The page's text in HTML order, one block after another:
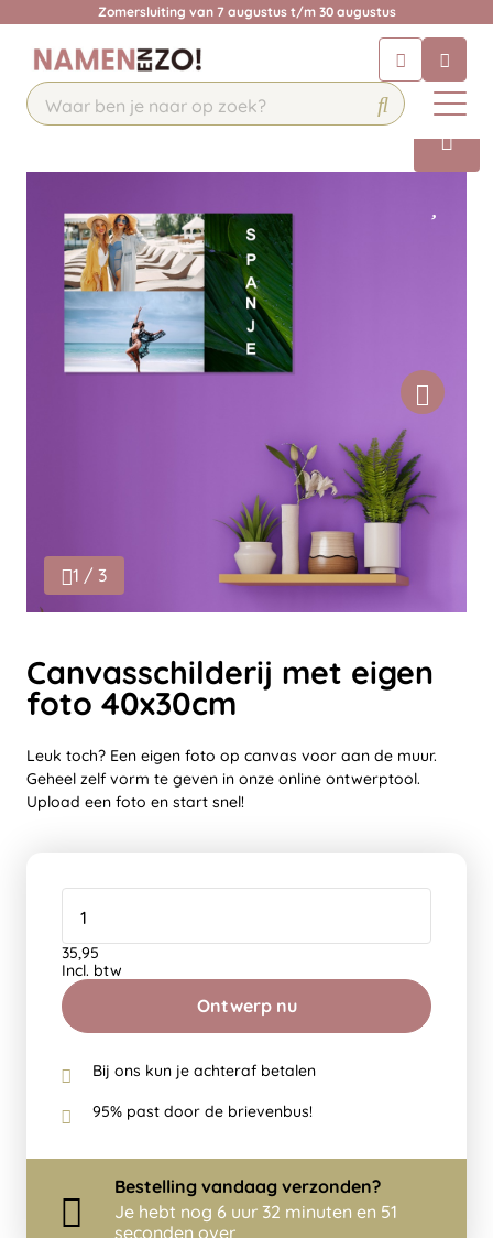
Zomersluiting van 7 augustus t/m 30 augustus
Chat 24/7 met onze chatbot voor
hulp
Contact
1 / 3
Canvasschilderij met eigen
foto 40x30cm
Leuk toch? Een eigen foto op canvas voor aan de muur.
Geheel zelf vorm te geven in onze online ontwerptool.
Upload een foto en start snel!
Ontwerp nu
35,95
Incl. btw
Bij ons kun je achteraf betalen
95% past door de brievenbus!
Bestelling vandaag verzonden?
Je hebt nog 6 uur 32 minuten en 51
seconden over